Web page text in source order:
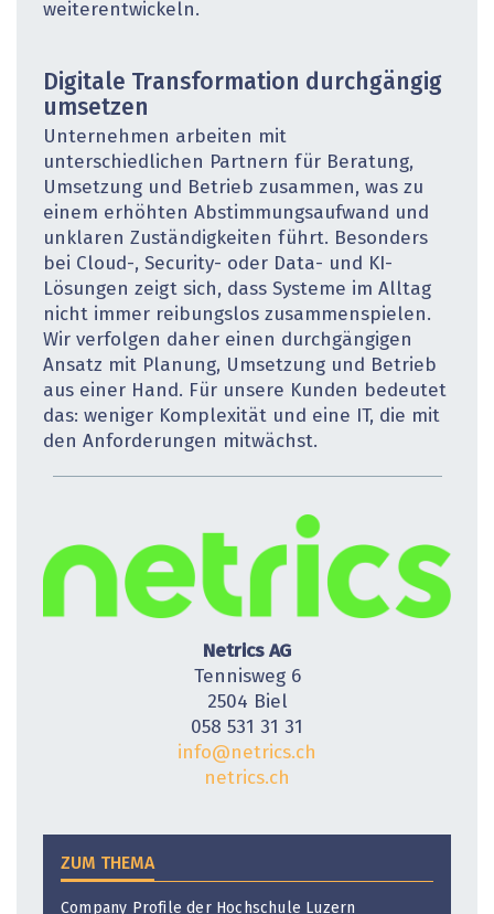
weiterentwickeln.
Digitale Transformation durchgängig
umsetzen
Unternehmen arbeiten mit
unterschiedlichen Partnern für Beratung,
Umsetzung und Betrieb zusammen, was zu
einem erhöhten Abstimmungsaufwand und
unklaren Zuständigkeiten führt. Besonders
bei Cloud-, Security- oder Data- und KI-
Lösungen zeigt sich, dass Systeme im Alltag
nicht immer reibungslos zusammenspielen.
Wir verfolgen daher einen durchgängigen
Ansatz mit Planung, Umsetzung und Betrieb
aus einer Hand. Für unsere Kunden bedeutet
das: weniger Komplexität und eine IT, die mit
den Anforderungen mitwächst.
Netrics AG
Tennisweg 6
2504 Biel
058 531 31 31
info@netrics.ch
netrics.ch
ZUM THEMA
Company Profile der Hochschule Luzern